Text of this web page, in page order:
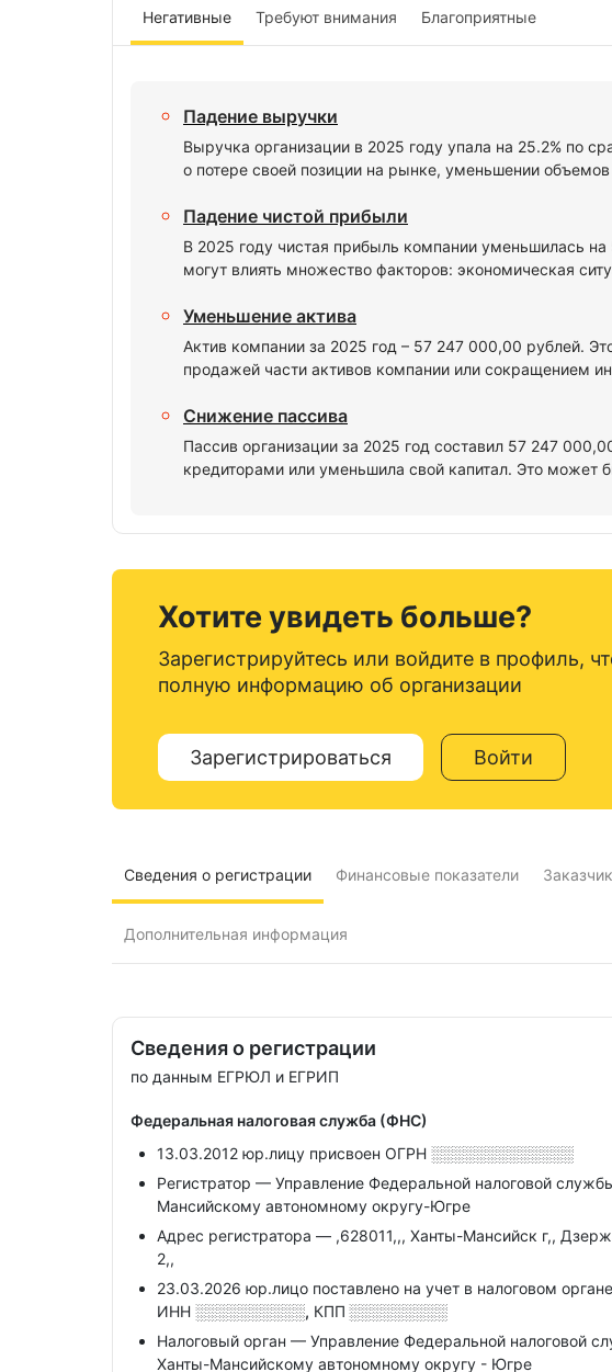
Негативные Требуют внимания Благоприятные
Падение выручки
Выручка организации в 2025 году упала на 25.2% по
о потере своей позиции на рынке, уменьшении
Падение чистой прибыли
В 2025 году чистая прибыль компании уменьшилась
могут влиять множество факторов: экономическая
Уменьшение актива
Актив компании за 2025 год – 57 247 000,00 рублей.
продажей части активов компании или сокращением
Снижение пассива
Пассив организации за 2025 год составил 57 247
кредиторами или уменьшила свой капитал. Это может
Хотите увидеть больше?
Зарегистрируйтесь или войдите в профиль,
полную информацию об организации
Зарегистрироваться Войти
Сведения о регистрации Финансовые показатели
Дополнительная информация
Сведения о регистрации
по данным ЕГРЮЛ и ЕГРИП
Федеральная налоговая служба (ФНС)
13.03.2012 юр.лицу присвоен ОГРН ░░░░░░░░░░░░░
Регистратор — Управление Федеральной налоговой
Мансийскому автономному округу-Югре
Адрес регистратора — ,628011,,, Ханты-Мансийск г,,
2,,
23.03.2026 юр.лицо поставлено на учет в налоговом
ИНН ░░░░░░░░░░, КПП ░░░░░░░░░
Налоговый орган — Управление Федеральной налоговой
Ханты-Мансийскому автономному округу - Югре